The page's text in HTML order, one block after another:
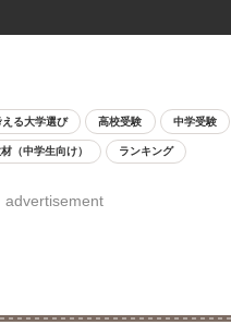
る大学選び 高校受験 中学受験
（中学生向け） ランキング
advertisement